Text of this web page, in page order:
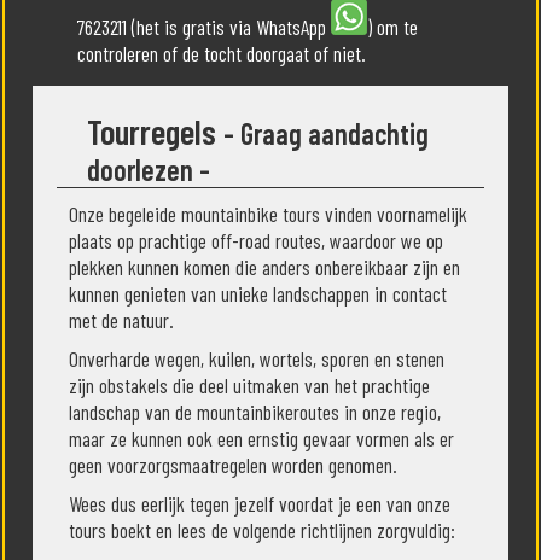
7623211 (het is gratis via WhatsApp
) om te
controleren of de tocht doorgaat of niet.
Tourregels - Graag aandachtig
doorlezen -
Onze begeleide mountainbike tours vinden voornamelijk
plaats op prachtige off-road routes, waardoor we op
plekken kunnen komen die anders onbereikbaar zijn en
kunnen genieten van unieke landschappen in contact
met de natuur.
Onverharde wegen, kuilen, wortels, sporen en stenen
zijn obstakels die deel uitmaken van het prachtige
landschap van de mountainbikeroutes in onze regio,
maar ze kunnen ook een ernstig gevaar vormen als er
geen voorzorgsmaatregelen worden genomen.
Wees dus eerlijk tegen jezelf voordat je een van onze
tours boekt en lees de volgende richtlijnen zorgvuldig: